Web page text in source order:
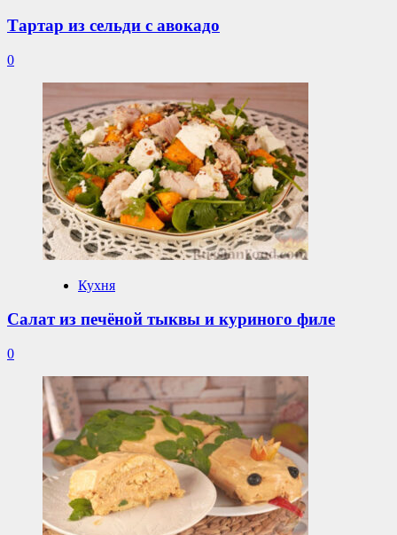
Тартар из сельди с авокадо
0
Кухня
Салат из печёной тыквы и куриного филе
0